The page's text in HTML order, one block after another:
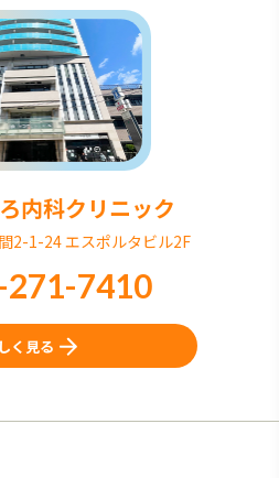
内科クリニック
2-1-24 エスポルタビル2F
271-7410
く見る